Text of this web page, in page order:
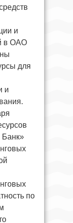
и
в ОАО
для
и
по